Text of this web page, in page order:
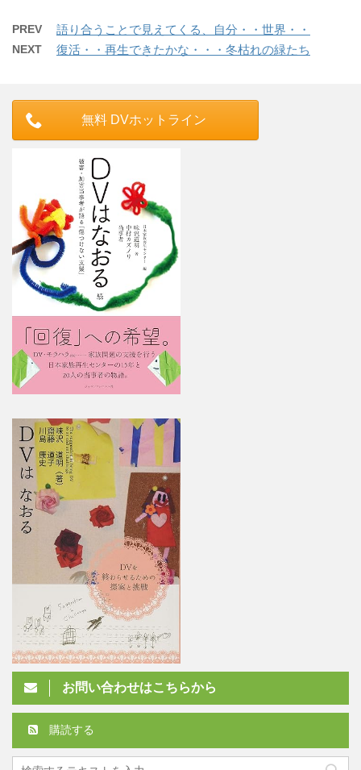
PREV 語り合うことで見えてくる、自分・・世界・・
NEXT 復活・・再生できたかな・・・冬枯れの緑たち
無料 DVホットライン
お問い合わせはこちらから
購読する